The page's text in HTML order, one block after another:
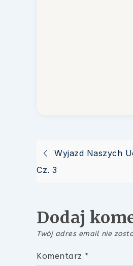
Wyjazd Naszych
Cz. 3
Dodaj
Twój adres email nie
Komentarz *